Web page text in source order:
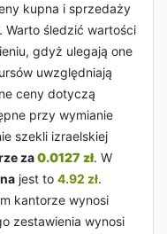
kupna i sprzedaży
Warto śledzić wartości
gdyż ulegają one
uwzględniają
ceny dotyczą
przy wymianie
szekli izraelskiej
za0.0127 zł. W
jest to 4.92 zł.
kantorze wynosi
zestawienia wynosi